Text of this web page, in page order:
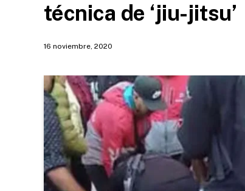
técnica de ‘jiu-jitsu’
16 noviembre, 2020